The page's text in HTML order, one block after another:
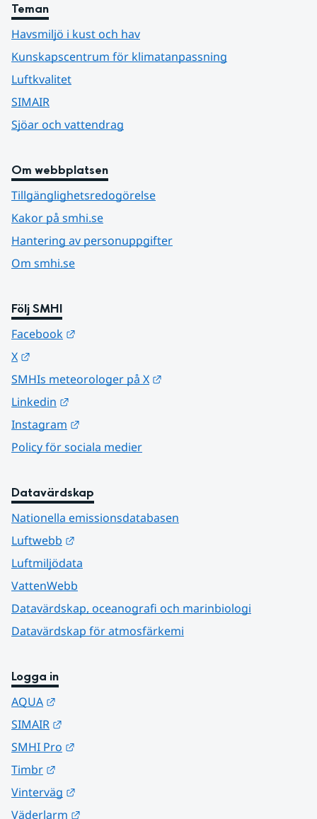
Teman
Havsmiljö i kust och hav
Kunskapscentrum för klimatanpassning
Luftkvalitet
SIMAIR
Sjöar och vattendrag
Om webbplatsen
Tillgänglighetsredogörelse
Kakor på smhi.se
Hantering av personuppgifter
Om smhi.se
Följ SMHI
Facebook
X
SMHIs meteorologer på X
Linkedin
Instagram
Policy för sociala medier
Datavärdskap
Nationella emissionsdatabasen
Luftwebb
Luftmiljödata
VattenWebb
Datavärdskap, oceanografi och marinbiologi
Datavärdskap för atmosfärkemi
Logga in
AQUA
SIMAIR
SMHI Pro
Timbr
Vinterväg
Väderlarm